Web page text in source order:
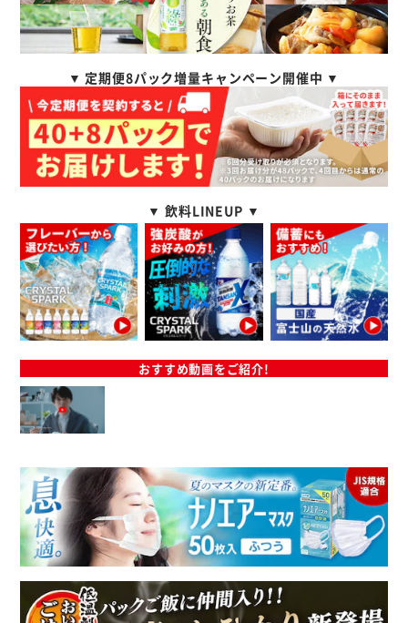
▼ 定期便8パック増量キャンペーン開催中 ▼
▼ 飲料LINEUP ▼
おすすめ動画をご紹介!